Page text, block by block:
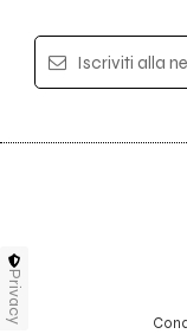
Iscriviti alla
Privacy